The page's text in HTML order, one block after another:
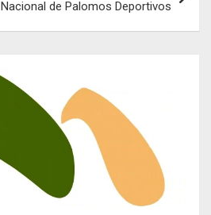
Nacional de Palomos Deportivos